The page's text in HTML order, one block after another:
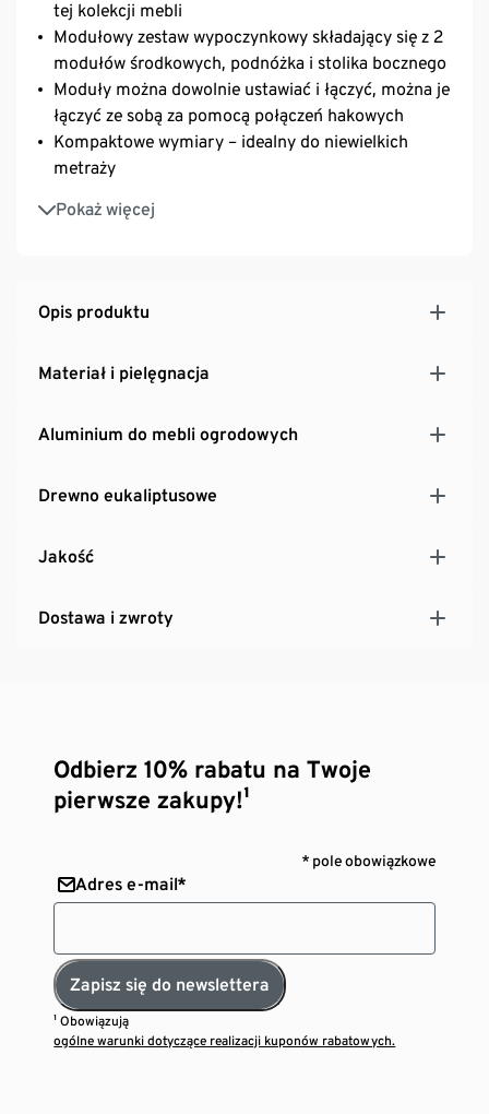
tej kolekcji mebli
Modułowy zestaw wypoczynkowy składający się z 2
modułów środkowych, podnóżka i stolika bocznego
Moduły można dowolnie ustawiać i łączyć, można je
łączyć ze sobą za pomocą połączeń hakowych
Kompaktowe wymiary – idealny do niewielkich
metraży
Pokaż więcej
Taśmy mocujące i powłoka antypoślizgowa
zapobiegają przesuwaniu się siedziska
drewno tekowe, lakierowanego
Opis produktu
Materiał i pielęgnacja
Aluminium do mebli ogrodowych
Drewno eukaliptusowe
Jakość
Dostawa i zwroty
Odbierz 10% rabatu na Twoje
pierwsze zakupy!¹
* pole obowiązkowe
Adres e-mail*
Zapisz się do newslettera
¹ Obowiązują
ogólne warunki dotyczące realizacji kuponów rabatowych.